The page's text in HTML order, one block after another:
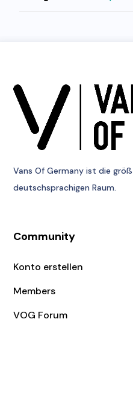
Vans Of Germany ist die
deutschsprachigen Raum.
Community
Konto erstellen
Members
VOG Forum